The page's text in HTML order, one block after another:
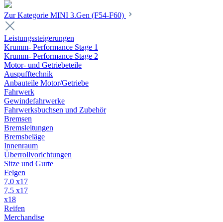
Zur Kategorie MINI 3.Gen (F54-F60)
Leistungssteigerungen
Krumm- Performance Stage 1
Krumm- Performance Stage 2
Motor- und Getriebeteile
Auspufftechnik
Anbauteile Motor/Getriebe
Fahrwerk
Gewindefahrwerke
Fahrwerksbuchsen und Zubehör
Bremsen
Bremsleitungen
Bremsbeläge
Innenraum
Überrollvorichtungen
Sitze und Gurte
Felgen
7,0 x17
7,5 x17
x18
Reifen
Merchandise